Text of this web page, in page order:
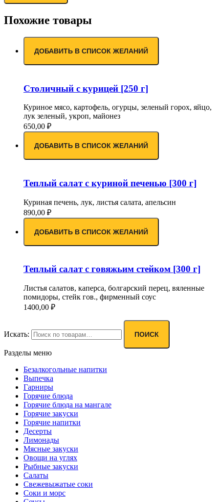
Похожие товары
ДОБАВИТЬ В СПИСОК ЖЕЛАНИЙ
Столичный с курицей [250 г]
Куриное мясо, картофель, огурцы, зеленый горох, яйцо,
лук зеленый, укроп, майонез
650,00 ₽
ДОБАВИТЬ В СПИСОК ЖЕЛАНИЙ
Теплый салат с куриной печенью [300 г]
Куриная печень, лук, листья салата, апельсин
890,00 ₽
ДОБАВИТЬ В СПИСОК ЖЕЛАНИЙ
Теплый салат с говяжьим стейком [300 г]
Листья салатов, каперса, болгарский перец, вяленные
помидоры, стейк гов., фирменный соус
1400,00 ₽
Искать: ПОИСК
Разделы меню
Безалкогольные напитки
Выпечка
Гарниры
Горячие блюда
Горячие блюда на мангале
Горячие закуски
Горячие напитки
Десерты
Лимонады
Мясные закуски
Овощи на углях
Рыбные закуски
Салаты
Свежевыжатые соки
Соки и морс